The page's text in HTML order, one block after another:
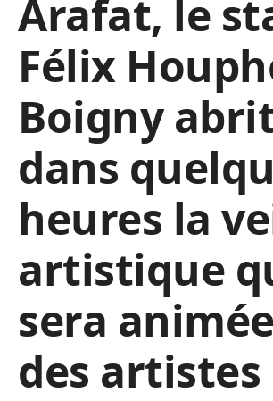
Arafat, le
Félix
Boigny
dans
heures la
artistique
sera
des artistes